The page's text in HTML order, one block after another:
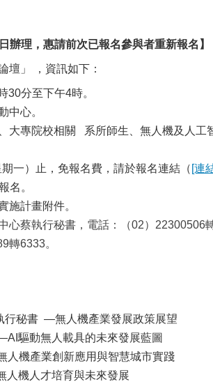
辦理，惠請前次已報名參與者重新報名】
壇」 ，資訊如下：
30分至下午4時。
中心。
大專院校相關 系所師生、無人機及人工
一）止，免報名費，請於報名連結（ [連
名。
施計畫附件。
心蔡執行秘書，電話：（02）22300506
轉6333。
行秘書 —無人機產業發展政策展望
驅動無人載具的未來發展藍圖
人機產業創新應用與智慧城市實踐
人機人才培育與未來發展